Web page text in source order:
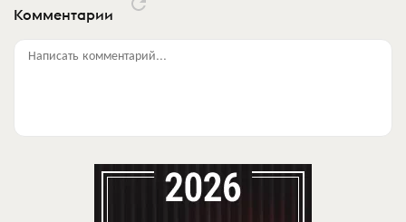
Комментарии
Написать комментарий...